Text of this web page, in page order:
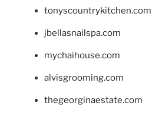
tonyscountrykitchen.com
jbellasnailspa.com
mychaihouse.com
alvisgrooming.com
thegeorginaestate.com